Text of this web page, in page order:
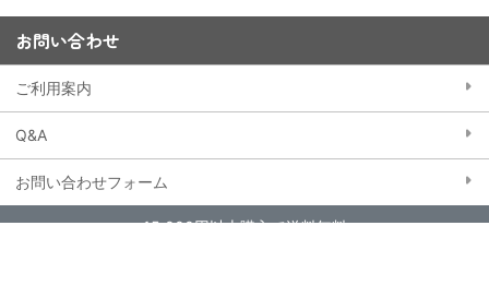
お問い合わせ
ご利用案内
Q&A
お問い合わせフォーム
15,000円以上購入で送料無料